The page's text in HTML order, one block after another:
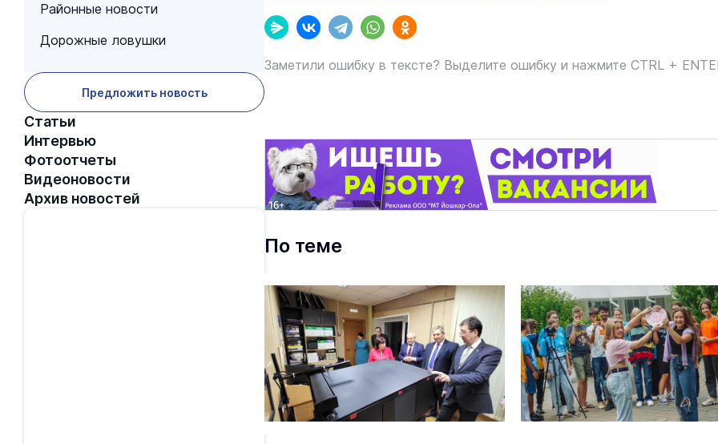
Районные новости
Дорожные ловушки
Предложить новость
Статьи
Интервью
Фотоотчеты
Видеоновости
Архив новостей
Заметили ошибку в тексте? Выделите ошибку и нажмите CTRL +
По теме